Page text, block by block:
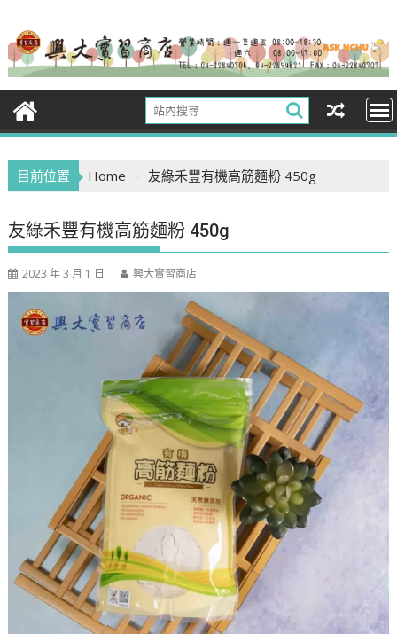
content
目前位置 Home 友綠禾豐有機高筋麵粉 450g
友綠禾豐有機高筋麵粉 450g
2023 年 3 月 1 日 興大實習商店